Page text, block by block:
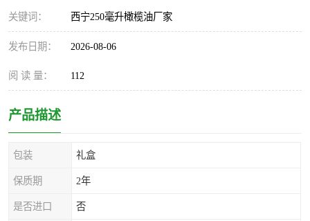
关键词： 西宁250毫升橄榄油厂家
发布日期： 2026-08-06
阅 读 量： 112
产品描述
包装 礼盒
保质期 2年
是否进口 否